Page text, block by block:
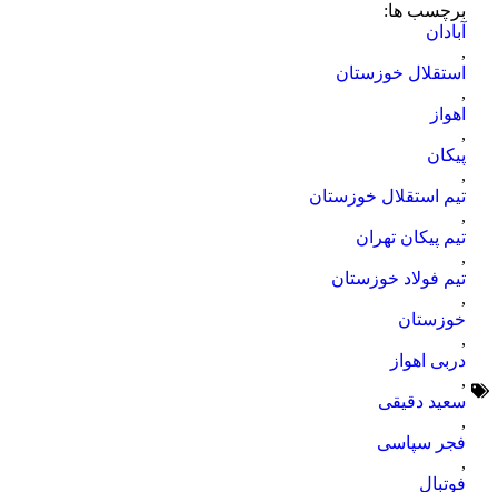
برچسب ها:
آبادان
,
استقلال خوزستان
,
اهواز
,
پیکان
,
تیم استقلال خوزستان
,
تیم پیکان تهران
,
تیم فولاد خوزستان
,
خوزستان
,
دربی اهواز
,
سعید دقیقی
,
فجر سپاسی
,
فوتبال